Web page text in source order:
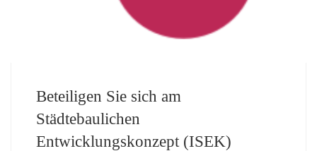
Beteiligen Sie sich am
Städtebaulichen
Entwicklungskonzept (ISEK)